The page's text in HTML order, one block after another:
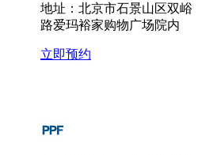
地址：北京市石景山区双峪
路爱玛裕家购物广场院内
立即预约